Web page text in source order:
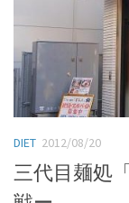
DIET 2012/08/20
三代目麺処